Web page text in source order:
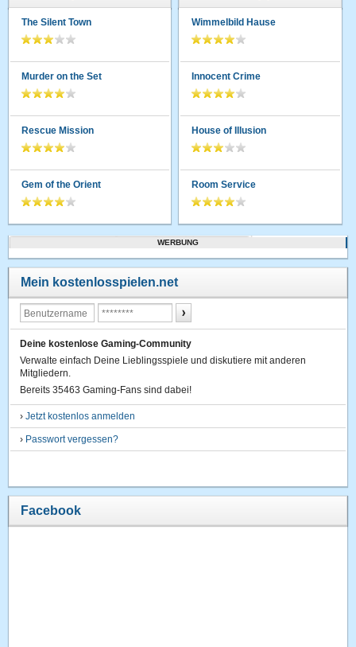
The Silent Town
Murder on the Set
Rescue Mission
Gem of the Orient
Wimmelbild Hause
Innocent Crime
House of Illusion
Room Service
WERBUNG
Mein kostenlosspielen.net
Deine kostenlose Gaming-Community
Verwalte einfach Deine Lieblingsspiele und diskutiere mit anderen
Mitgliedern.
Bereits 35463 Gaming-Fans sind dabei!
›Jetzt kostenlos anmelden
› Passwort vergessen?
Facebook